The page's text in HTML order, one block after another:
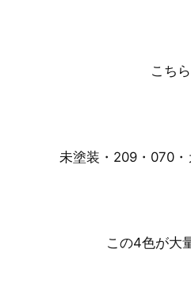
こち
未塗装・209・070
この4色が大